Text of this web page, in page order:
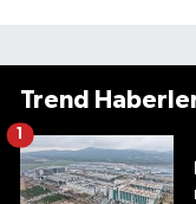
Trend
1